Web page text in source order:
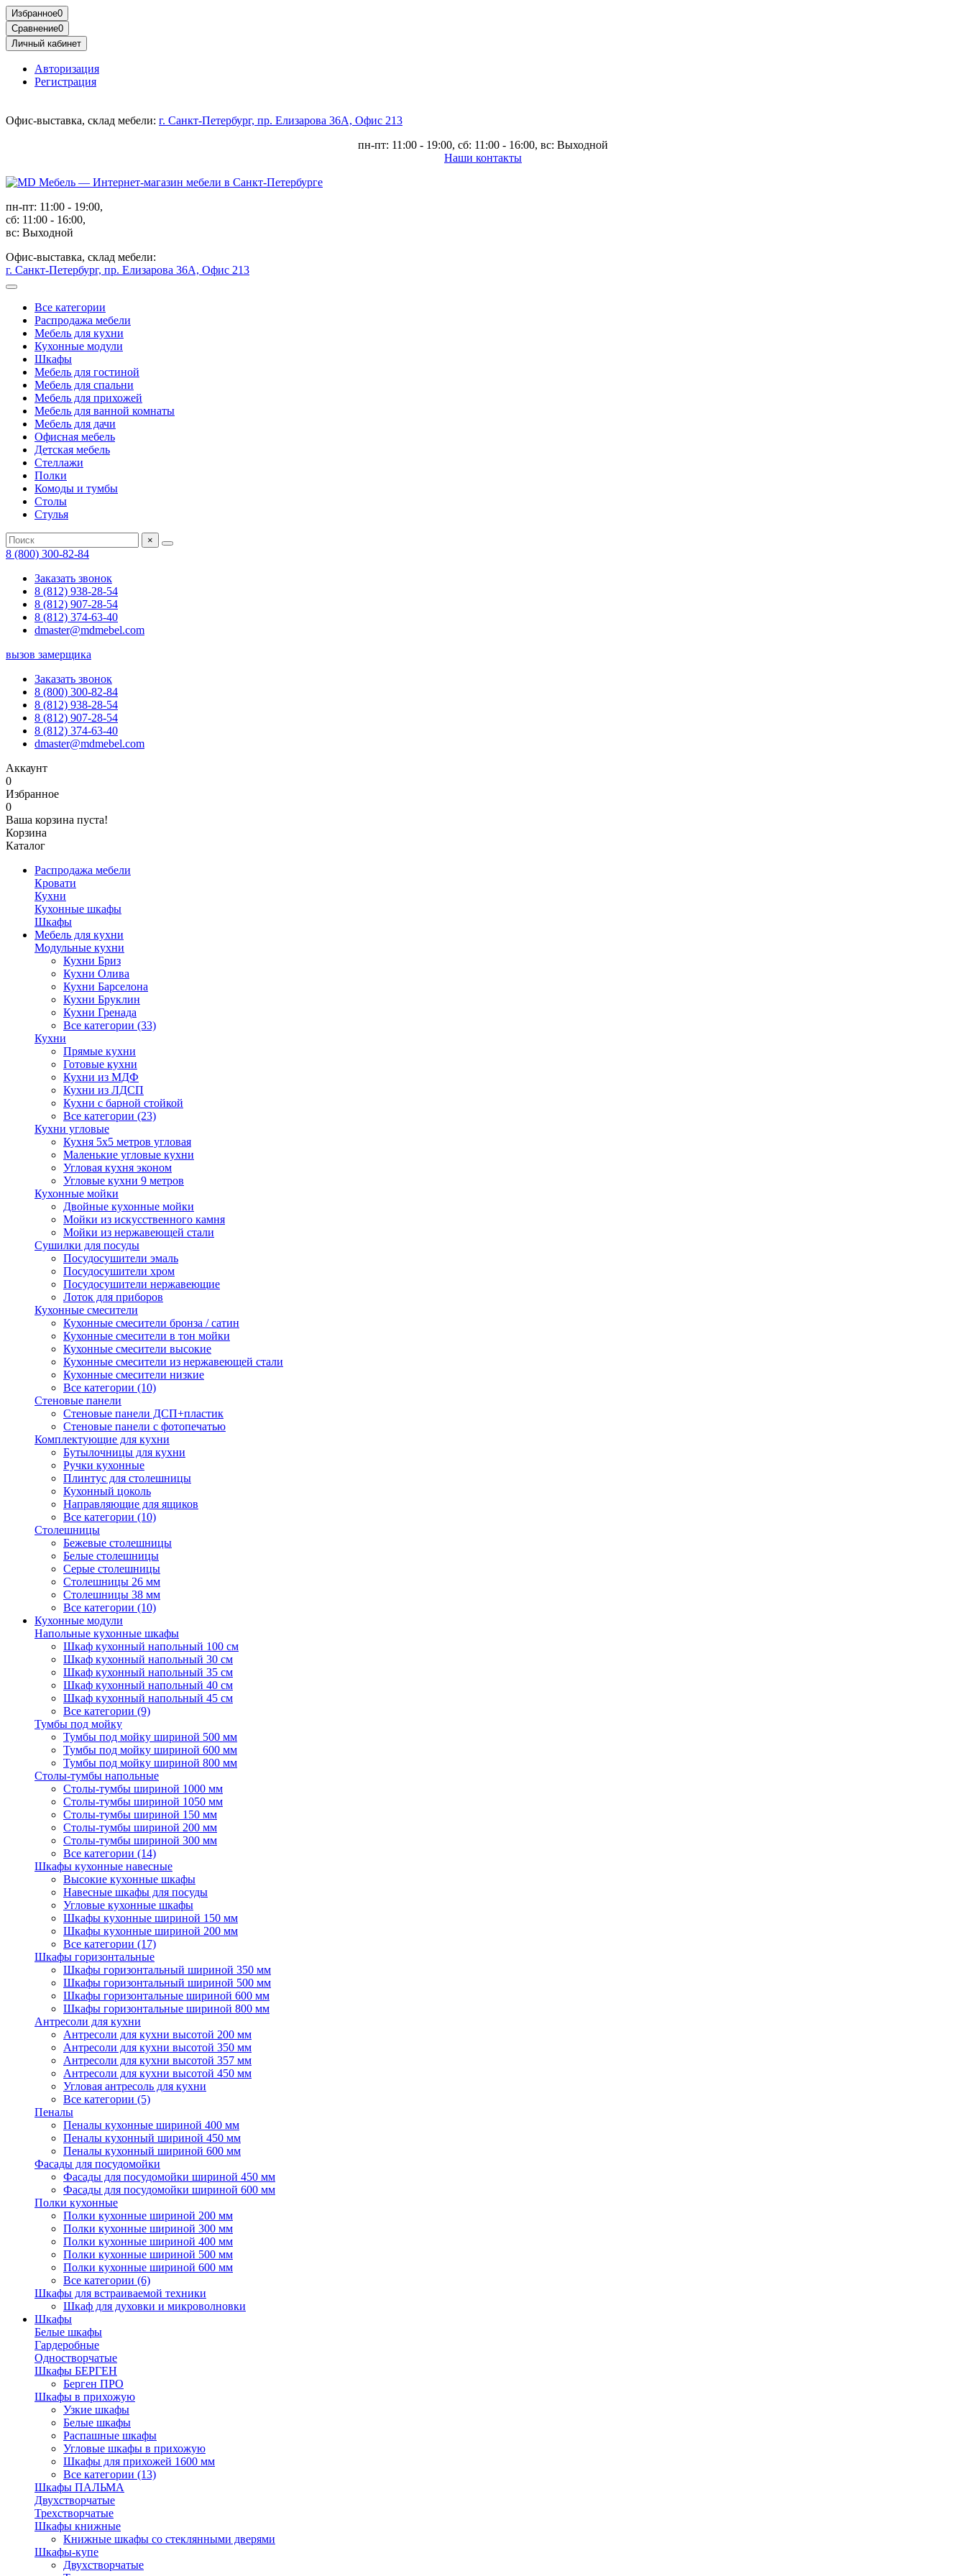
Избранное0
Сравнение0
Личный кабинет
Авторизация
Регистрация
Офис-выставка, склад мебели: г. Санкт-Петербург, пр. Елизарова 36А, Офис 213
пн-пт: 11:00 - 19:00, сб: 11:00 - 16:00, вс: Выходной
Наши контакты
пн-пт: 11:00 - 19:00,
сб: 11:00 - 16:00,
вс: Выходной
Офис-выставка, склад мебели:
г. Санкт-Петербург, пр. Елизарова 36А, Офис 213
Все категории
Распродажа мебели
Мебель для кухни
Кухонные модули
Шкафы
Мебель для гостиной
Мебель для спальни
Мебель для прихожей
Мебель для ванной комнаты
Мебель для дачи
Офисная мебель
Детская мебель
Стеллажи
Полки
Комоды и тумбы
Столы
Стулья
×
8 (800) 300-82-84
Заказать звонок
8 (812) 938-28-54
8 (812) 907-28-54
8 (812) 374-63-40
dmaster@mdmebel.com
вызов замерщика
Заказать звонок
8 (800) 300-82-84
8 (812) 938-28-54
8 (812) 907-28-54
8 (812) 374-63-40
dmaster@mdmebel.com
Аккаунт
0
Избранное
0
Ваша корзина пуста!
Корзина
Каталог
Распродажа мебели
Кровати
Кухни
Кухонные шкафы
Шкафы
Мебель для кухни
Модульные кухни
Кухни Бриз
Кухни Олива
Кухни Барселона
Кухни Бруклин
Кухни Гренада
Все категории (33)
Кухни
Прямые кухни
Готовые кухни
Кухни из МДФ
Кухни из ЛДСП
Кухни с барной стойкой
Все категории (23)
Кухни угловые
Кухня 5х5 метров угловая
Маленькие угловые кухни
Угловая кухня эконом
Угловые кухни 9 метров
Кухонные мойки
Двойные кухонные мойки
Мойки из искусственного камня
Мойки из нержавеющей стали
Сушилки для посуды
Посудосушители эмаль
Посудосушители хром
Посудосушители нержавеющие
Лоток для приборов
Кухонные смесители
Кухонные смесители бронза / сатин
Кухонные смесители в тон мойки
Кухонные смесители высокие
Кухонные смесители из нержавеющей стали
Кухонные смесители низкие
Все категории (10)
Стеновые панели
Стеновые панели ДСП+пластик
Стеновые панели с фотопечатью
Комплектующие для кухни
Бутылочницы для кухни
Ручки кухонные
Плинтус для столешницы
Кухонный цоколь
Направляющие для ящиков
Все категории (10)
Столешницы
Бежевые столешницы
Белые столешницы
Серые столешницы
Столешницы 26 мм
Столешницы 38 мм
Все категории (10)
Кухонные модули
Напольные кухонные шкафы
Шкаф кухонный напольный 100 см
Шкаф кухонный напольный 30 см
Шкаф кухонный напольный 35 см
Шкаф кухонный напольный 40 см
Шкаф кухонный напольный 45 см
Все категории (9)
Тумбы под мойку
Тумбы под мойку шириной 500 мм
Тумбы под мойку шириной 600 мм
Тумбы под мойку шириной 800 мм
Столы-тумбы напольные
Столы-тумбы шириной 1000 мм
Столы-тумбы шириной 1050 мм
Столы-тумбы шириной 150 мм
Столы-тумбы шириной 200 мм
Столы-тумбы шириной 300 мм
Все категории (14)
Шкафы кухонные навесные
Высокие кухонные шкафы
Навесные шкафы для посуды
Угловые кухонные шкафы
Шкафы кухонные шириной 150 мм
Шкафы кухонные шириной 200 мм
Все категории (17)
Шкафы горизонтальные
Шкафы горизонтальный шириной 350 мм
Шкафы горизонтальный шириной 500 мм
Шкафы горизонтальные шириной 600 мм
Шкафы горизонтальные шириной 800 мм
Антресоли для кухни
Антресоли для кухни высотой 200 мм
Антресоли для кухни высотой 350 мм
Антресоли для кухни высотой 357 мм
Антресоли для кухни высотой 450 мм
Угловая антресоль для кухни
Все категории (5)
Пеналы
Пеналы кухонные шириной 400 мм
Пеналы кухонный шириной 450 мм
Пеналы кухонный шириной 600 мм
Фасады для посудомойки
Фасады для посудомойки шириной 450 мм
Фасады для посудомойки шириной 600 мм
Полки кухонные
Полки кухонные шириной 200 мм
Полки кухонные шириной 300 мм
Полки кухонные шириной 400 мм
Полки кухонные шириной 500 мм
Полки кухонные шириной 600 мм
Все категории (6)
Шкафы для встраиваемой техники
Шкаф для духовки и микроволновки
Шкафы
Белые шкафы
Гардеробные
Одностворчатые
Шкафы БЕРГЕН
Берген ПРО
Шкафы в прихожую
Узкие шкафы
Белые шкафы
Распашные шкафы
Угловые шкафы в прихожую
Шкафы для прихожей 1600 мм
Все категории (13)
Шкафы ПАЛЬМА
Двухстворчатые
Трехстворчатые
Шкафы книжные
Книжные шкафы со стеклянными дверями
Шкафы-купе
Двухстворчатые